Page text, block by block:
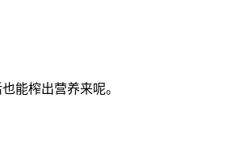
能榨出营养来呢。